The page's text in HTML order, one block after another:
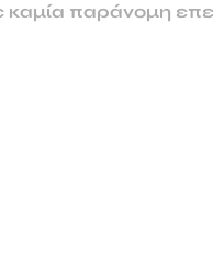
καμία παράνομη